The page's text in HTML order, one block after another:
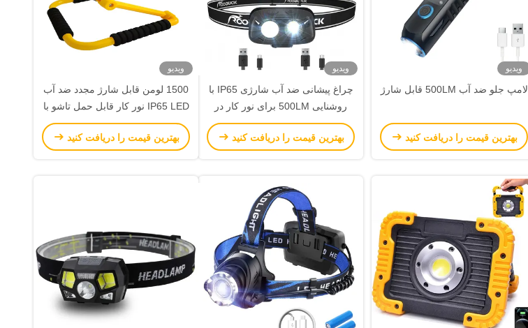
ویدیو
لامپ جلو ضد آب 500LM قابل شارژ
بهترین قیمت را دریافت کنید
ویدیو
چراغ پیشانی ضد آب شارژی IP65 با
روشنایی 500LM برای نور کار در
فضای باز
بهترین قیمت را دریافت کنید
ویدیو
1500 لومن قابل شارژ مجدد ضد آب
IP65 LED نور کار قابل حمل تاشو با
ایست چرخش 360 °
بهترین قیمت را دریافت کنید